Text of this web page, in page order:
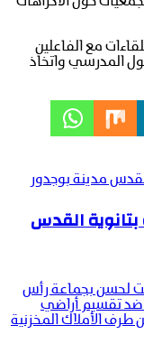
مع الفاعلين
المدرسي واتخاذ
مدينة بوجدور
القدس
لحسن بجماعة رأس
ضد تقسيم أراضي
طرف الأملاك المخزنية